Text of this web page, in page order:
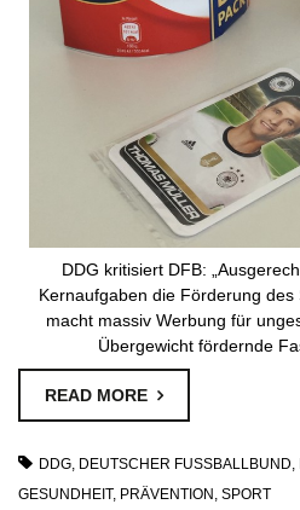
DDG kritisiert DFB:
Kernaufgaben die Förderung des
macht massiv Werbung für
Übergewicht fördernde
READ MORE
DDG DEUTSCHER FUSSBALLBUND
GESUNDHEIT, PRÄVENTION SPORT